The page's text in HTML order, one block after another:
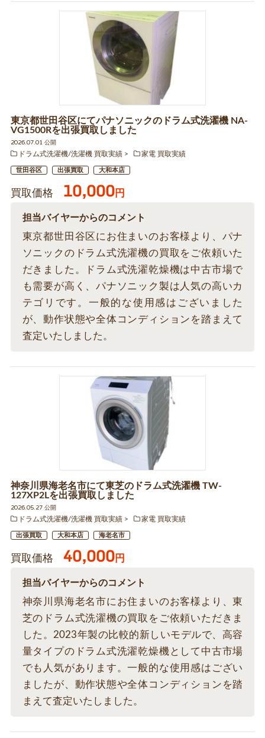
東京都世田谷区にてパナソニックのドラム式洗濯機 NA-
VG1500Rを出張買取しました
2026.07.01 公開
ドラム式洗濯機/洗濯機 買取実績
家電 買取実績
世田谷区 出張買取 大和本店
買取価格 10,000円
担当バイヤーからのコメント
東京都世田谷区にお住まいのお客様より、パナ
ソニックのドラム式洗濯機の買取をご依頼いた
だきました。ドラム式洗濯乾燥機は中古市場で
も需要が高く、パナソニック製は人気の高いカ
テゴリです。一般的な使用感はございました
が、動作状態や全体コンディションを踏まえて
査定いたしました。
神奈川県海老名市にて東芝のドラム式洗濯機 TW-
127XP2Lを出張買取しました
2026.05.27 公開
ドラム式洗濯機/洗濯機 買取実績
家電 買取実績
出張買取 大和本店 海老名市
買取価格 40,000円
担当バイヤーからのコメント
神奈川県海老名市にお住まいのお客様より、東
芝のドラム式洗濯機の買取をご依頼いただきま
した。2023年製の比較的新しいモデルで、高容
量タイプのドラム式洗濯乾燥機として中古市場
でも人気があります。一般的な使用感はござい
ましたが、動作状態や全体コンディションを踏
まえて査定いたしました。